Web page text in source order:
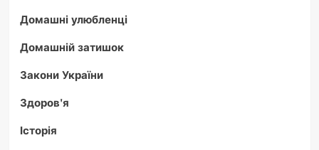
Домашні улюбленці
Домашній затишок
Закони України
Здоров'я
Історія